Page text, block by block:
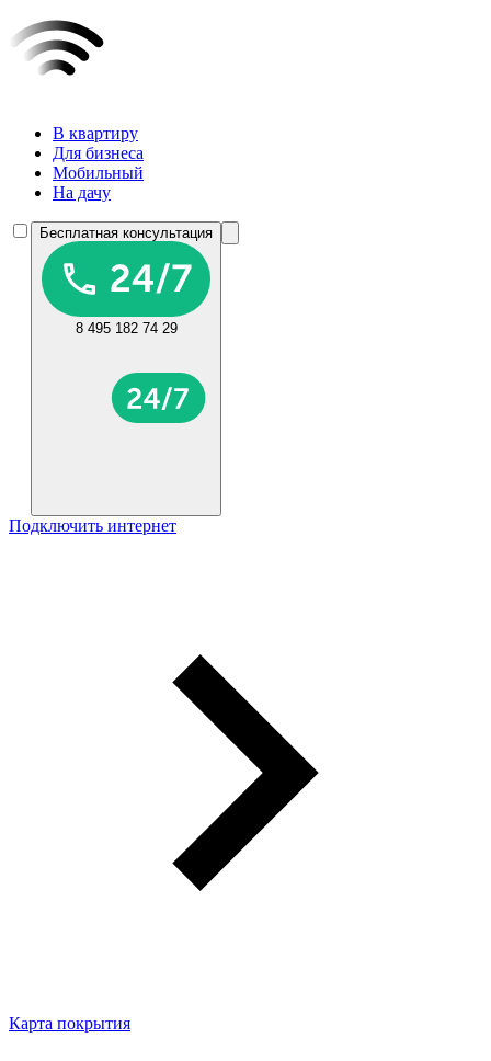
В квартиру
Для бизнеса
Мобильный
На дачу
Бесплатная консультация
8 495 182 74 29
Подключить интернет
Карта покрытия